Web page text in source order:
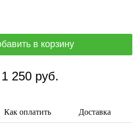
1 250 руб.
Как оплатить Доставка